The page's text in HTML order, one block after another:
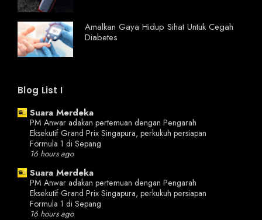
Amalkan Gaya Hidup Sihat Untuk Cegah
Diabetes
Blog List I
Suara Merdeka
PM Anwar adakan pertemuan dengan Pengarah
Eksekutif Grand Prix Singapura, perkukuh persiapan
Formula 1 di Sepang
16 hours ago
Suara Merdeka
PM Anwar adakan pertemuan dengan Pengarah
Eksekutif Grand Prix Singapura, perkukuh persiapan
Formula 1 di Sepang
16 hours ago